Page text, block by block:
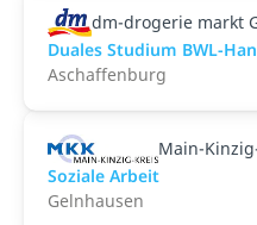
dm-drogerie markt
Duales Studium BWL-
Aschaffenburg
Main-
Soziale Arbeit
Gelnhausen